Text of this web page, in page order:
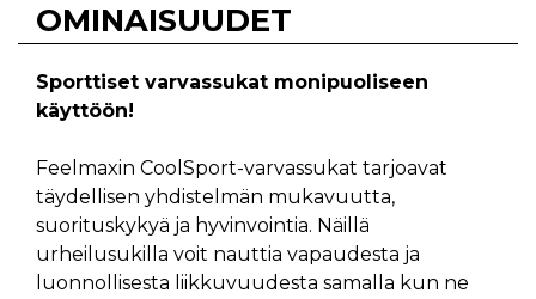
OMINAISUUDET
Sporttiset varvassukat monipuoliseen
käyttöön!
Feelmaxin CoolSport-varvassukat tarjoavat
täydellisen yhdistelmän mukavuutta,
suorituskykyä ja hyvinvointia. Näillä
urheilusukilla voit nauttia vapaudesta ja
luonnollisesta liikkuvuudesta samalla kun ne